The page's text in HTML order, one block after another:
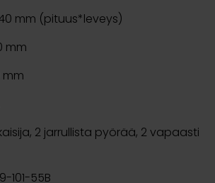
mm (pituus*leveys)
mm
mm
2 jarrullista pyörää, 2 vapaasti
101-55B